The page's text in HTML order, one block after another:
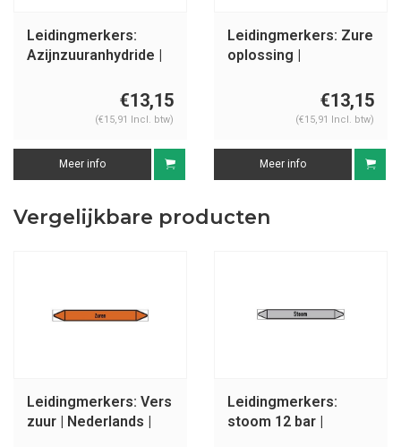
Leidingmerkers:
Azijnzuuranhydride |
€13,15
(€15,91 Incl. btw)
Meer info
Leidingmerkers: Zure
oplossing |
€13,15
(€15,91 Incl. btw)
Meer info
Vergelijkbare producten
Leidingmerkers: Vers
zuur | Nederlands |
Leidingmerkers:
stoom 12 bar |